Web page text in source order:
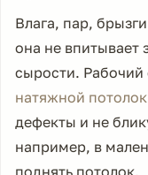
Влага, пар,
она не впитывает
сырости. Рабочий
натяжной потолок
дефекты и не
например, в
поднять потолок.